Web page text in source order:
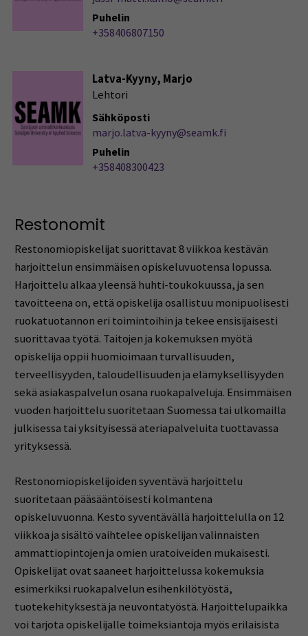
Puhelin
+358406807150
Latva-Kyyny, Marjo
Lehtori
Sähköposti
marjo.latva-kyyny@seamk.fi
Puhelin
+358408300423
Restonomit
Restonomiopiskelijat suorittavat 8 viikkoa kestävän
harjoittelun ensimmäisen opiskeluvuotensa lopussa.
Harjoittelu alkaa yleensä huhti-toukokuussa, ja sen
tavoitteena on, että opiskelija osallistuu monipuolisesti
ruokatuotannon eri toimintoihin ja tekee ensisijaisesti
suorittavaa työtä. Taitojen ja kokemuksen myötä
opiskelija oppii huomioimaan turvallisuuden,
terveellisyyden, taloudellisuuden ja elämyksellisyyden
sekä asiakaspalvelun osana ruokapalveluja. Ensimmäisen
vuoden harjoittelu suoritetaan Suomessa tai ulkomailla
julkisessa tai yksityisessä ateriapalveluita tuottavassa
yrityksessä.
Restonomiopiskelijoiden syventävä harjoittelu
suoritetaan pääsääntöisesti kolmantena
opiskeluvuonna. Kesto syventävällä harjoittelulla on 12
viikkoa ja sisältö vaihtelee opiskelijan valinnaisten
ammattiopintojen ja omien uratoiveiden mukaisesti.
Opiskelijat ovat saaneet harjoittelussa kokemuksia
esimerkiksi ruokapalvelun esihenkilötyöstä,
tuotekehityksestä ja neuvontatyöstä. Harjoittelupaikka
voi tarjota opiskelijalle toimeksiantoja myös erilaisista